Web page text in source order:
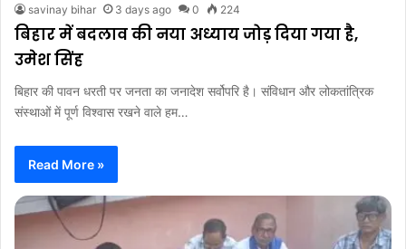
savinay bihar 3 days ago 0 224
बिहार में बदलाव की नया अध्याय जोड़ दिया गया है,
उमेश सिंह
बिहार की पावन धरती पर जनता का जनादेश सर्वोपरि है। संविधान और लोकतांत्रिक
संस्थाओं में पूर्ण विश्वास रखने वाले हम…
Read More »